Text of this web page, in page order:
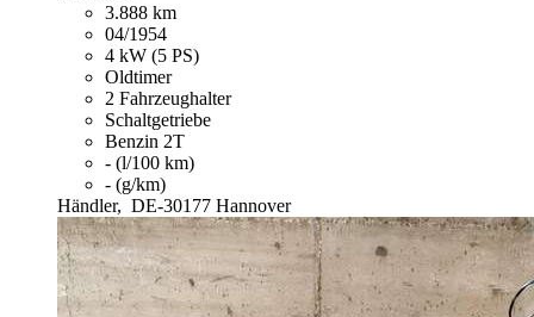
3.888 km
04/1954
4 kW (5 PS)
Oldtimer
2 Fahrzeughalter
Schaltgetriebe
Benzin 2T
- (l/100 km)
- (g/km)
Händler, DE-30177 Hannover